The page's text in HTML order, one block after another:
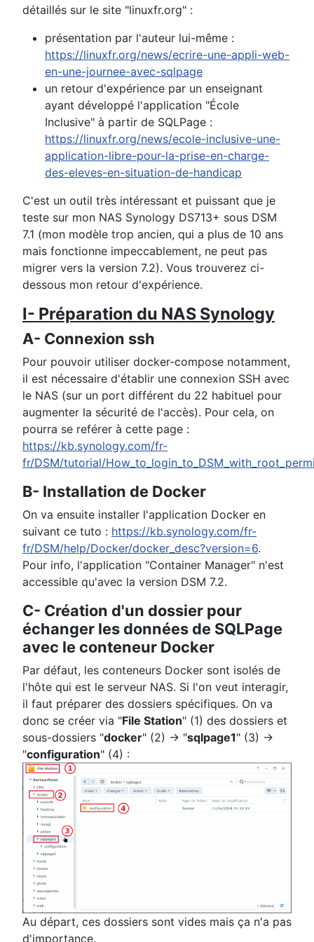
détaillés sur le site "linuxfr.org" :
présentation par l'auteur lui-même :
https://linuxfr.org/news/ecrire-une-appli-web-
en-une-journee-avec-sqlpage
un retour d'expérience par un enseignant
ayant développé l'application "École
Inclusive" à partir de SQLPage :
https://linuxfr.org/news/ecole-inclusive-une-
application-libre-pour-la-prise-en-charge-
des-eleves-en-situation-de-handicap
C'est un outil très intéressant et puissant que je
teste sur mon NAS Synology DS713+ sous DSM
7.1 (mon modèle trop ancien, qui a plus de 10 ans
mais fonctionne impeccablement, ne peut pas
migrer vers la version 7.2). Vous trouverez ci-
dessous mon retour d'expérience.
I- Préparation du NAS Synology
A- Connexion ssh
Pour pouvoir utiliser docker-compose notamment,
il est nécessaire d'établir une connexion SSH avec
le NAS (sur un port différent du 22 habituel pour
augmenter la sécurité de l'accès). Pour cela, on
pourra se reférer à cette page :
https://kb.synology.com/fr-
fr/DSM/tutorial/
B- Installation de Docker
On va ensuite installer l'application Docker en
suivant ce tuto : https://kb.synology.com/fr-
fr/DSM/help/Docker/docker_desc?version=6.
Pour info, l'application "Container Manager" n'est
accessible qu'avec la version DSM 7.2.
C- Création d'un dossier pour
échanger les données de SQLPage
avec le conteneur Docker
Par défaut, les conteneurs Docker sont isolés de
l'hôte qui est le serveur NAS. Si l'on veut interagir,
il faut préparer des dossiers spécifiques. On va
donc se créer via "File Station" (1) des dossiers et
sous-dossiers "docker" (2) -> "sqlpage1" (3) ->
"configuration" (4) :
Au départ, ces dossiers sont vides mais ça n'a pas
d'importance.